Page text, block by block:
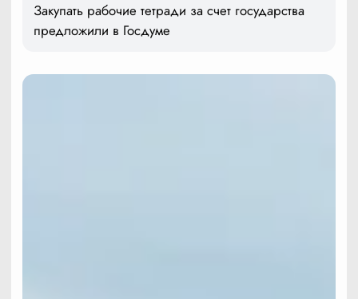
Закупать рабочие тетради за счет государства
предложили в Госдуме